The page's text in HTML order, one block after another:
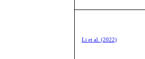
Li et al. (2022)